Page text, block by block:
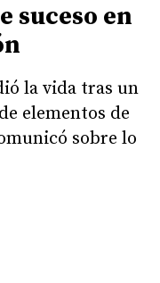
suceso en
la vida tras un
elementos de
sobre lo